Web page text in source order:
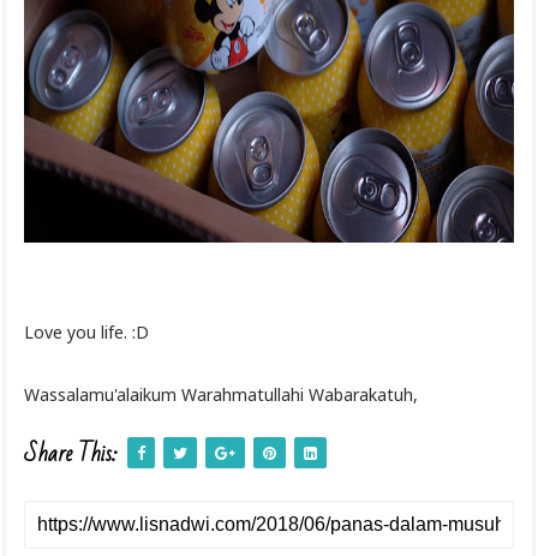
Love you life. :D
Wassalamu'alaikum Warahmatullahi Wabarakatuh,
Share This: